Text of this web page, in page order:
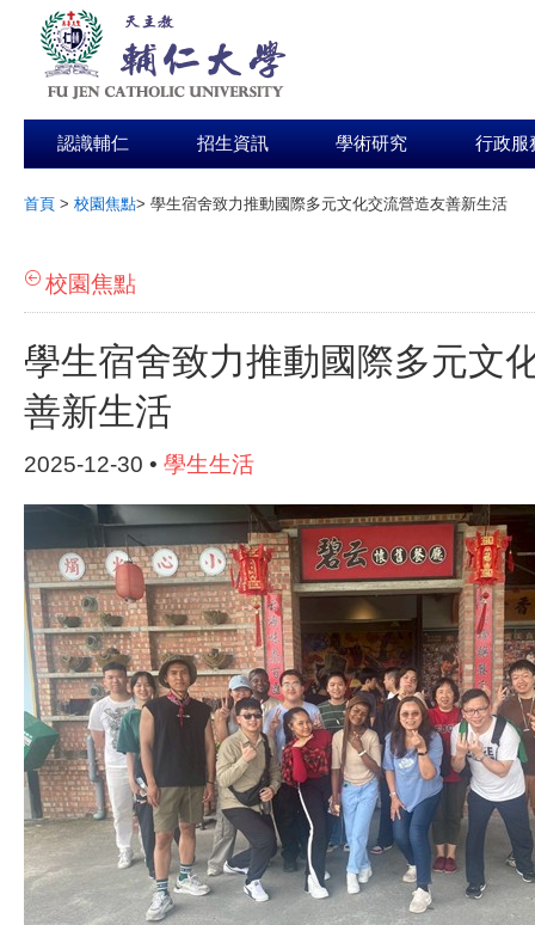
認識輔仁 招生資訊 學術研究 行政服
首頁 > 校園焦點> 學生宿舍致力推動國際多元文化交流營造友善新生活
校園焦點
學生宿舍致力推動國際多元文
善新生活
2025-12-30 • 學生生活